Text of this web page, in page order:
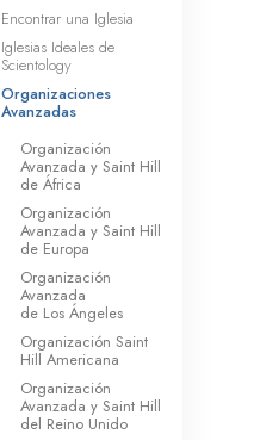
Encontrar una Iglesia
Iglesias Ideales de
Scientology
Organizaciones
Avanzadas
Organización
Avanzada y Saint Hill
de África
Organización
Avanzada y Saint Hill
de Europa
Organización
Avanzada
de Los Ángeles
Organización Saint
Hill Americana
Organización
Avanzada y Saint Hill
del Reino Unido